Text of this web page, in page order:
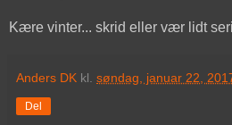
Kære vinter... skrid eller vær lidt
Anders DK kl. søndag, januar 22,
Del